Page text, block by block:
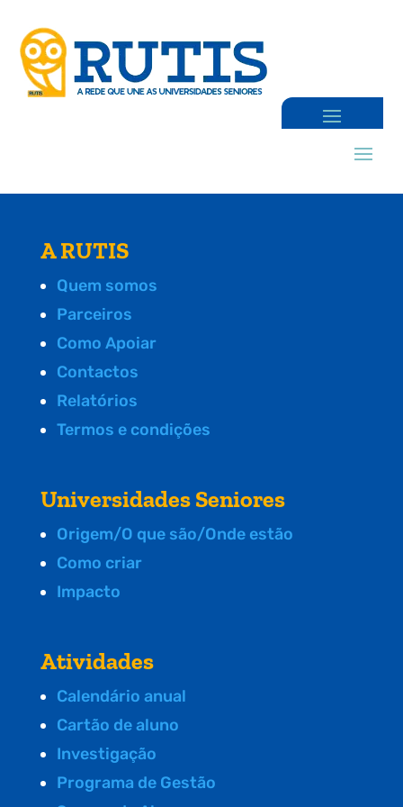
A RUTIS
Quem somos
Parceiros
Como Apoiar
Contactos
Relatórios
Termos e condições
Universidades Seniores
Origem/O que são/Onde estão
Como criar
Impacto
Atividades
Calendário anual
Cartão de aluno
Investigação
Programa de Gestão